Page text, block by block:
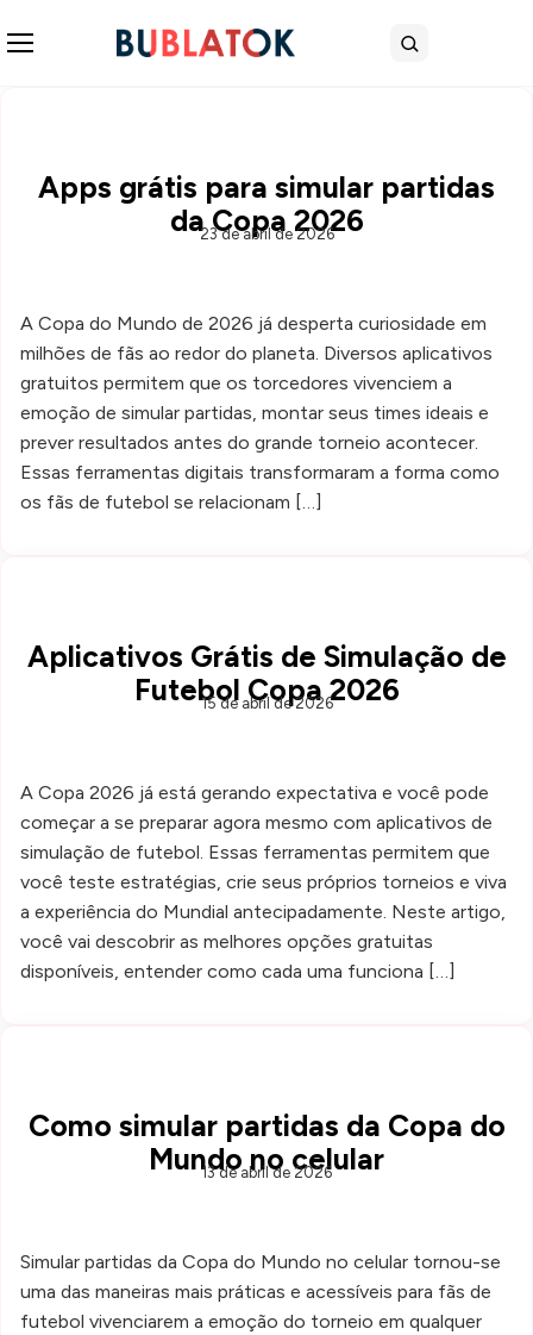
Buscar
Apps grátis para simular partidas
da Copa 2026
23 de abril de 2026
A Copa do Mundo de 2026 já desperta curiosidade em
milhões de fãs ao redor do planeta. Diversos aplicativos
gratuitos permitem que os torcedores vivenciem a
emoção de simular partidas, montar seus times ideais e
prever resultados antes do grande torneio acontecer.
Essas ferramentas digitais transformaram a forma como
os fãs de futebol se relacionam […]
Aplicativos Grátis de Simulação de
Futebol Copa 2026
15 de abril de 2026
A Copa 2026 já está gerando expectativa e você pode
começar a se preparar agora mesmo com aplicativos de
simulação de futebol. Essas ferramentas permitem que
você teste estratégias, crie seus próprios torneios e viva
a experiência do Mundial antecipadamente. Neste artigo,
você vai descobrir as melhores opções gratuitas
disponíveis, entender como cada uma funciona […]
Como simular partidas da Copa do
Mundo no celular
13 de abril de 2026
Simular partidas da Copa do Mundo no celular tornou-se
uma das maneiras mais práticas e acessíveis para fãs de
futebol vivenciarem a emoção do torneio em qualquer